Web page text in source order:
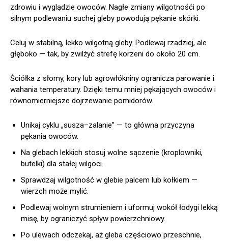
zdrowiu i wyglądzie owoców. Nagłe zmiany wilgotnośći po
silnym podlewaniu suchej gleby powodują pękanie skórki.
Celuj w stabilną, lekko wilgotną gleby. Podlewaj rzadziej, ale
głęboko — tak, by zwilżyć strefę korzeni do około 20 cm.
Ściółka z słomy, kory lub agrowłókniny ogranicza parowanie i
wahania temperatury. Dzięki temu mniej pękających owoców i
równomierniejsze dojrzewanie pomidorów.
Unikaj cyklu „susza–zalanie” — to główna przyczyna
pękania owoców.
Na glebach lekkich stosuj wolne sączenie (kroplowniki,
butelki) dla stałej wilgoci.
Sprawdzaj wilgotność w glebie palcem lub kołkiem —
wierzch może mylić.
Podlewaj wolnym strumieniem i uformuj wokół łodygi lekką
misę, by ograniczyć spływ powierzchniowy.
Po ulewach odczekaj, aż gleba częściowo przeschnie,